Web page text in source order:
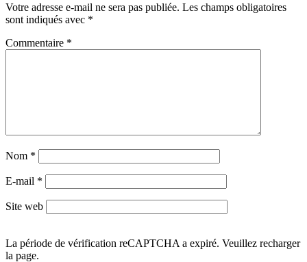
Votre adresse e-mail ne sera pas publiée. Les champs obligatoires
sont indiqués avec *
Commentaire *
Nom *
E-mail *
Site web
La période de vérification reCAPTCHA a expiré. Veuillez recharger
la page.